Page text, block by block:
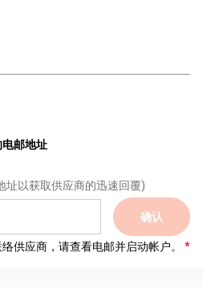
邮地址
址以获取供应商的迅速回覆)
确认
供应商，请查看电邮并启动帐户。